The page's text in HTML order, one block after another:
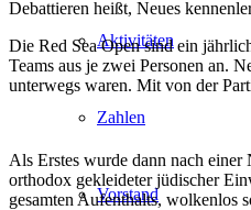
Aktivitäten
Zahlen
Vorstand
Debattieren heißt, Neues
Die Red Sea Open sind ein
Teams aus je zwei Personen an.
unterwegs waren. Mit von der
Als Erstes wurde dann nach
orthodox gekleideter jüdischer
gesamten Aufenthalts, wolkenlos